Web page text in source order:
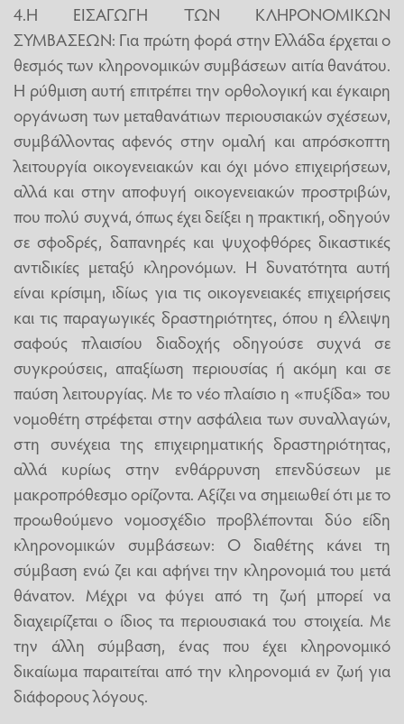
4.Η ΕΙΣΑΓΩΓΗ ΤΩΝ ΚΛΗΡΟΝΟΜΙΚΩΝ
ΣΥΜΒΑΣΕΩΝ: Για πρώτη φορά στην Ελλάδα έρχεται ο
θεσμός των κληρονομικών συμβάσεων αιτία θανάτου.
Η ρύθμιση αυτή επιτρέπει την ορθολογική και έγκαιρη
οργάνωση των μεταθανάτιων περιουσιακών σχέσεων,
συμβάλλοντας αφενός στην ομαλή και απρόσκοπτη
λειτουργία οικογενειακών και όχι μόνο επιχειρήσεων,
αλλά και στην αποφυγή οικογενειακών προστριβών,
που πολύ συχνά, όπως έχει δείξει η πρακτική, οδηγούν
σε σφοδρές, δαπανηρές και ψυχοφθόρες δικαστικές
αντιδικίες μεταξύ κληρονόμων. Η δυνατότητα αυτή
είναι κρίσιμη, ιδίως για τις οικογενειακές επιχειρήσεις
και τις παραγωγικές δραστηριότητες, όπου η έλλειψη
σαφούς πλαισίου διαδοχής οδηγούσε συχνά σε
συγκρούσεις, απαξίωση περιουσίας ή ακόμη και σε
παύση λειτουργίας. Με το νέο πλαίσιο η «πυξίδα» του
νομοθέτη στρέφεται στην ασφάλεια των συναλλαγών,
στη συνέχεια της επιχειρηματικής δραστηριότητας,
αλλά κυρίως στην ενθάρρυνση επενδύσεων με
μακροπρόθεσμο ορίζοντα. Αξίζει να σημειωθεί ότι με το
προωθούμενο νομοσχέδιο προβλέπονται δύο είδη
κληρονομικών συμβάσεων: Ο διαθέτης κάνει τη
σύμβαση ενώ ζει και αφήνει την κληρονομιά του μετά
θάνατον. Μέχρι να φύγει από τη ζωή μπορεί να
διαχειρίζεται ο ίδιος τα περιουσιακά του στοιχεία. Με
την άλλη σύμβαση, ένας που έχει κληρονομικό
δικαίωμα παραιτείται από την κληρονομιά εν ζωή για
διάφορους λόγους.